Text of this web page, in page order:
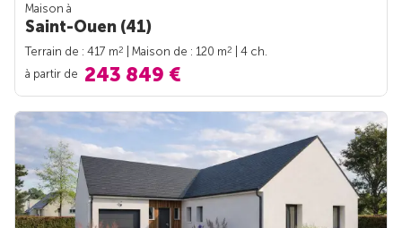
Maison à
Saint-Ouen (41)
Terrain de : 417 m2 | Maison de : 120 m2
| 4 ch.
à partir de 243 849 €